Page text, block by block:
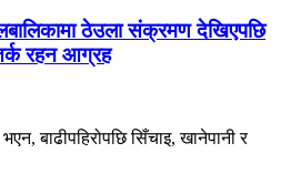
ठेउला संक्रमण देखिएपछि
रहन आग्रह